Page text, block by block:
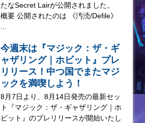
たなSecret Lairが公開されました。
概要 公開されたのは 《汚涜/Defile》
今週末は『マジック：ザ・ギ
ャザリング｜ホビット』プレ
リリース！中つ国でまたマジ
ックを満喫しよう！
8月7日より、8月14日発売の最新セッ
ト『マジック：ザ・ギャザリング｜ホ
ビット』のプレリリースが開始いたし